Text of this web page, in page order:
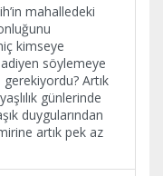
mahalledeki
kimseye
söylemeye
Artık
günlerinde
duygularından
artık pek az